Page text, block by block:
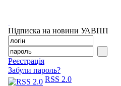
Підписка на новини УАВПП
Реєстрація
Забули пароль?
RSS 2.0